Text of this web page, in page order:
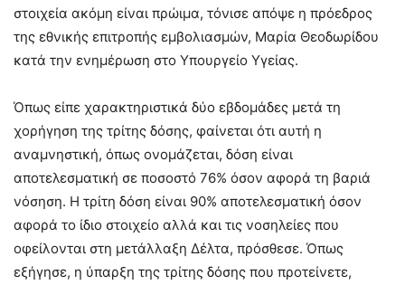
στοιχεία ακόμη είναι πρώιμα, τόνισε απόψε η πρόεδρος
της εθνικής επιτροπής εμβολιασμών, Μαρία Θεοδωρίδου
κατά την ενημέρωση στο Υπουργείο Υγείας.
Όπως είπε χαρακτηριστικά δύο εβδομάδες μετά τη
χορήγηση της τρίτης δόσης, φαίνεται ότι αυτή η
αναμνηστική, όπως ονομάζεται, δόση είναι
αποτελεσματική σε ποσοστό 76% όσον αφορά τη βαριά
νόσηση. Η τρίτη δόση είναι 90% αποτελεσματική όσον
αφορά το ίδιο στοιχείο αλλά και τις νοσηλείες που
οφείλονται στη μετάλλαξη Δέλτα, πρόσθεσε. Όπως
εξήγησε, η ύπαρξη της τρίτης δόσης που προτείνετε,